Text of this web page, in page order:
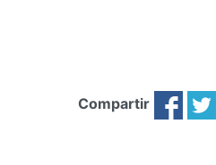
Compartir